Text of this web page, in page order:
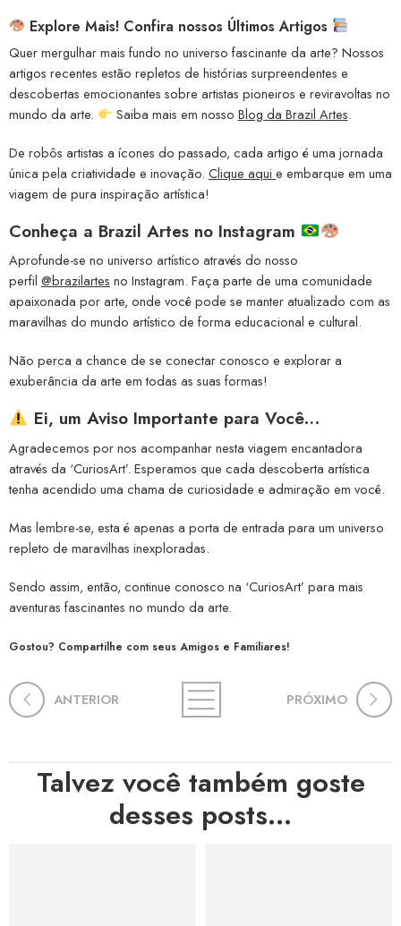
Explore Mais! Confira nossos Últimos Artigos
Quer mergulhar mais fundo no universo fascinante da arte? Nossos
artigos recentes estão repletos de histórias surpreendentes e
descobertas emocionantes sobre artistas pioneiros e reviravoltas no
mundo da arte.
Saiba mais em nosso Blog da Brazil Artes.
De robôs artistas a ícones do passado, cada artigo é uma jornada
única pela criatividade e inovação. Clique aqui e embarque em uma
viagem de pura inspiração artística!
Conheça a Brazil Artes no Instagram
Aprofunde-se no universo artístico através do nosso
perfil @brazilartes no Instagram. Faça parte de uma comunidade
apaixonada por arte, onde você pode se manter atualizado com as
maravilhas do mundo artístico de forma educacional e cultural.
Não perca a chance de se conectar conosco e explorar a
exuberância da arte em todas as suas formas!
Ei, um Aviso Importante para Você…
Agradecemos por nos acompanhar nesta viagem encantadora
através da ‘CuriosArt’. Esperamos que cada descoberta artística
tenha acendido uma chama de curiosidade e admiração em você.
Mas lembre-se, esta é apenas a porta de entrada para um universo
repleto de maravilhas inexploradas.
Sendo assim, então, continue conosco na ‘CuriosArt’ para mais
aventuras fascinantes no mundo da arte.
Gostou? Compartilhe com seus Amigos e Familiares!
ANTERIOR PRÓXIMO
Talvez você também goste
desses posts...